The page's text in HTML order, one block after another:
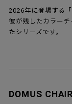
2026年に登場する
彼が残したカラー
たシリーズです。
DOMUS